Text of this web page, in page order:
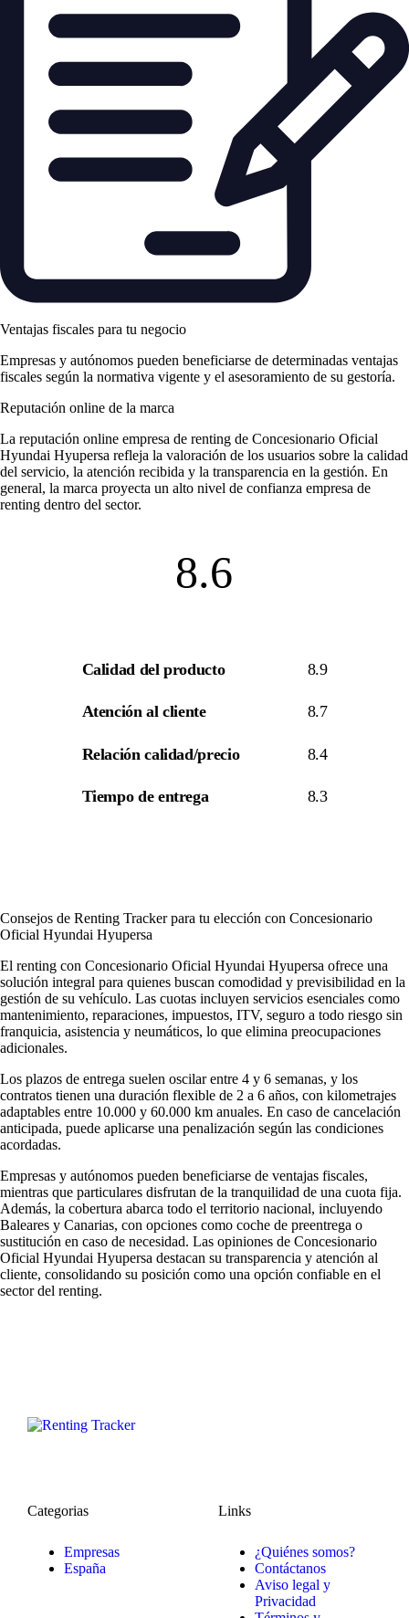
Ventajas fiscales para tu negocio
Empresas y autónomos pueden beneficiarse de determinadas ventajas
fiscales según la normativa vigente y el asesoramiento de su gestoría.
Reputación online de la marca
La reputación online empresa de renting de Concesionario Oficial
Hyundai Hyupersa refleja la valoración de los usuarios sobre la calidad
del servicio, la atención recibida y la transparencia en la gestión. En
general, la marca proyecta un alto nivel de confianza empresa de
renting dentro del sector.
8.6
Calidad del producto 8.9
Atención al cliente 8.7
Relación calidad/precio 8.4
Tiempo de entrega 8.3
Consejos de Renting Tracker para tu elección con Concesionario
Oficial Hyundai Hyupersa
El renting con Concesionario Oficial Hyundai Hyupersa ofrece una
solución integral para quienes buscan comodidad y previsibilidad en la
gestión de su vehículo. Las cuotas incluyen servicios esenciales como
mantenimiento, reparaciones, impuestos, ITV, seguro a todo riesgo sin
franquicia, asistencia y neumáticos, lo que elimina preocupaciones
adicionales.
Los plazos de entrega suelen oscilar entre 4 y 6 semanas, y los
contratos tienen una duración flexible de 2 a 6 años, con kilometrajes
adaptables entre 10.000 y 60.000 km anuales. En caso de cancelación
anticipada, puede aplicarse una penalización según las condiciones
acordadas.
Empresas y autónomos pueden beneficiarse de ventajas fiscales,
mientras que particulares disfrutan de la tranquilidad de una cuota fija.
Además, la cobertura abarca todo el territorio nacional, incluyendo
Baleares y Canarias, con opciones como coche de preentrega o
sustitución en caso de necesidad. Las opiniones de Concesionario
Oficial Hyundai Hyupersa destacan su transparencia y atención al
cliente, consolidando su posición como una opción confiable en el
sector del renting.
Categorias
Empresas
España
Links
¿Quiénes somos?
Contáctanos
Aviso legal y
Privacidad